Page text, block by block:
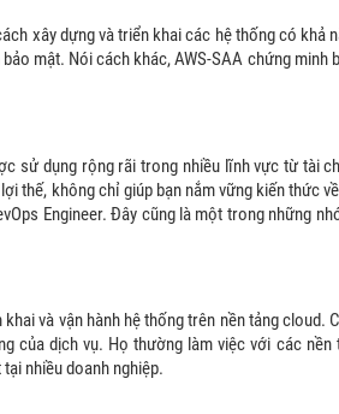
xây dựng và triển khai các hệ thống có
mật. Nói cách khác, AWS-SAA chứng
sử dụng rộng rãi trong nhiều lĩnh vực từ tài
thế, không chỉ giúp bạn nắm vững kiến thức
Engineer. Đây cũng là một trong những
và vận hành hệ thống trên nền tảng cloud.
của dịch vụ. Họ thường làm việc với các
nhiều doanh nghiệp.